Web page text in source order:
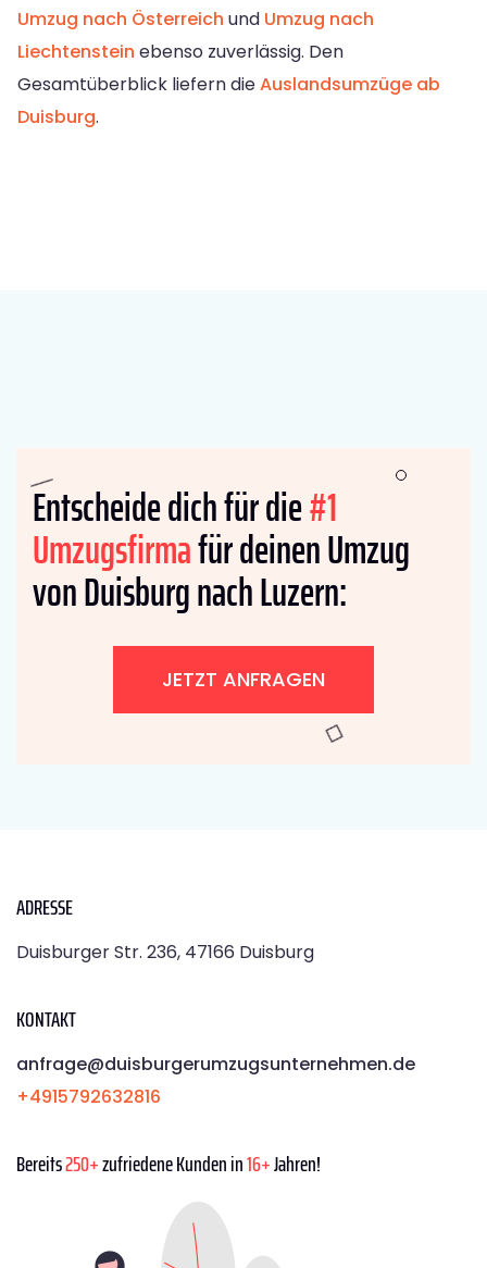
Umzug nach Österreich und Umzug nach
Liechtenstein ebenso zuverlässig. Den
Gesamtüberblick liefern dieAuslandsumzüge ab
Duisburg.
Entscheide dich für die#1
Umzugsfirmafür deinen Umzug
von Duisburg nach Luzern:
JETZT ANFRAGEN
ADRESSE
Duisburger Str. 236, 47166 Duisburg
KONTAKT
anfrage@duisburgerumzugsunternehmen.de
+4915792632816
Bereits250+zufriedene Kunden in16+Jahren!